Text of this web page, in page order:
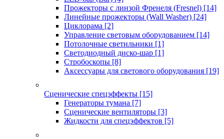
Прожекторы с линзой Френеля (Fresnel) [14]
Линейные прожекторы (Wall Washer) [24]
Циклорама [2]
Управление световым оборудованием [14]
Потолочные светильники [1]
Светодиодный диско-шар [1]
Стробоскопы [8]
Аксессуары для светового оборудования [19]
Сценические спецэффекты [15]
Генераторы тумана [7]
Сценические вентиляторы [3]
Жидкости для спецэффектов [5]